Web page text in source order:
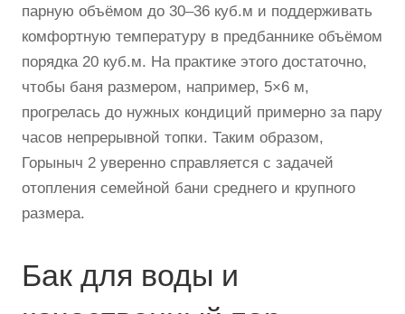
парную объёмом до 30–36 куб.м и поддерживать
комфортную температуру в предбаннике объёмом
порядка 20 куб.м. На практике этого достаточно,
чтобы баня размером, например, 5×6 м,
прогрелась до нужных кондиций примерно за пару
часов непрерывной топки. Таким образом,
Горыныч 2 уверенно справляется с задачей
отопления семейной бани среднего и крупного
размера.
Бак для воды и